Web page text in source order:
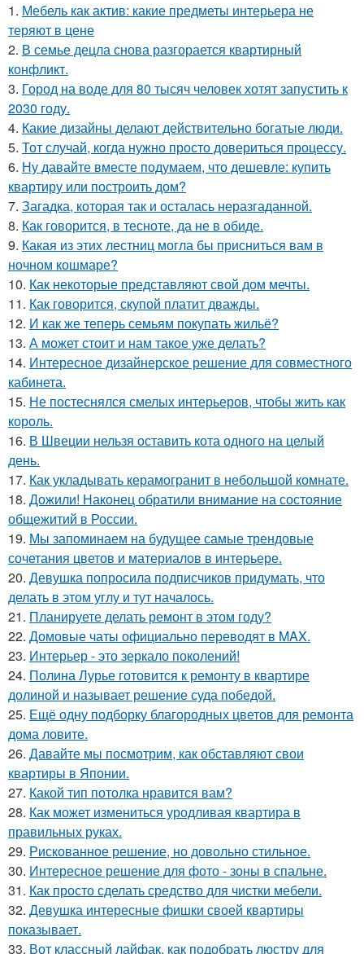
1. Мебель как актив: какие предметы интерьера не
теряют в цене
2. В семье децла снова разгорается квартирный
конфликт.
3. Город на воде для 80 тысяч человек хотят запустить к
2030 году.
4. Какие дизайны делают действительно богатые люди.
5. Тот случай, когда нужно просто довериться процессу.
6. Ну давайте вместе подумаем, что дешевле: купить
квартиру или построить дом?
7. Загадка, которая так и осталась неразгаданной.
8. Как говорится, в тесноте, да не в обиде.
9. Какая из этих лестниц могла бы присниться вам в
ночном кошмаре?
10. Как некоторые представляют свой дом мечты.
11. Как говорится, скупой платит дважды.
12. И как же теперь семьям покупать жильё?
13. А может стоит и нам такое уже делать?
14. Интересное дизайнерское решение для совместного
кабинета.
15. Не постеснялся смелых интерьеров, чтобы жить как
король.
16. В Швеции нельзя оставить кота одного на целый
день.
17. Как укладывать керамогранит в небольшой комнате.
18. Дожили! Наконец обратили внимание на состояние
общежитий в России.
19. Мы запоминаем на будущее самые трендовые
сочетания цветов и материалов в интерьере.
20. Девушка попросила подписчиков придумать, что
делать в этом углу и тут началось.
21. Планируете делать ремонт в этом году?
22. Домовые чаты официально переводят в MAX.
23. Интерьер - это зеркало поколений!
24. Полина Лурье готовится к ремонту в квартире
долиной и называет решение суда победой.
25. Ещё одну подборку благородных цветов для ремонта
дома ловите.
26. Давайте мы посмотрим, как обставляют свои
квартиры в Японии.
27. Какой тип потолка нравится вам?
28. Как может измениться уродливая квартира в
правильных руках.
29. Рискованное решение, но довольно стильное.
30. Интересное решение для фото - зоны в спальне.
31. Как просто сделать средство для чистки мебели.
32. Девушка интересные фишки своей квартиры
показывает.
33. Вот классный лайфак, как подобрать люстру для